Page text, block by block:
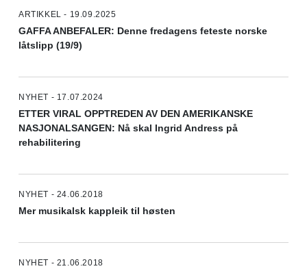
ARTIKKEL - 19.09.2025
GAFFA ANBEFALER: Denne fredagens feteste norske
låtslipp (19/9)
NYHET - 17.07.2024
ETTER VIRAL OPPTREDEN AV DEN AMERIKANSKE
NASJONALSANGEN: Nå skal Ingrid Andress på
rehabilitering
NYHET - 24.06.2018
Mer musikalsk kappleik til høsten
NYHET - 21.06.2018